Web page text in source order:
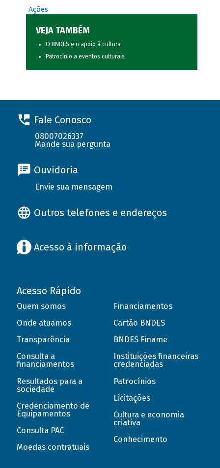
Ações
VEJA TAMBÉM
O BNDES e o apoio à cultura
Patrocínio a eventos culturais
Fale Conosco
08007026337
Mande sua pergunta
Ouvidoria
Envie sua mensagem
Outros telefones e endereços
Acesso à informação
Acesso Rápido
Quem somos
Onde atuamos
Transparência
Consulta a
financiamentos
Resultados para a
sociedade
Credenciamento de
Equipamentos
Consulta PAC
Moedas contratuais
Financiamentos
Cartão BNDES
BNDES Finame
Instituições financeiras
credenciadas
Patrocínios
Licitações
Cultura e economia
criativa
Conhecimento